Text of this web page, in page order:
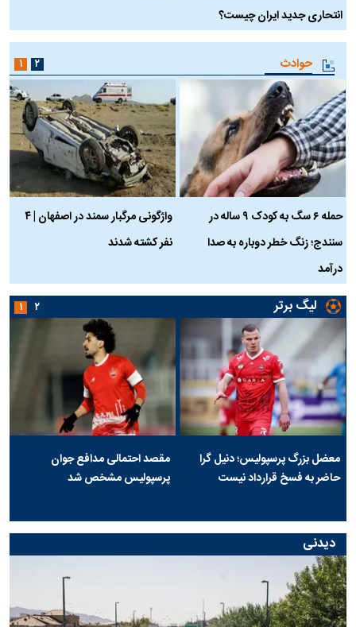
انتحاری جدید ایران چیست؟
حوادث
حمله ۶ سگ به کودک ۹ ساله در
سنندج؛ زنگ خطر دوباره به صدا
درآمد
واژگونی مرگبار سمند در اصفهان | ۴
نفر کشته شدند
۱ ۲
لیگ برتر
معضل بزرگ پرسپولیس؛ دنیل گرا
حاضر به فسخ قرارداد نیست
مقصد احتمالی مدافع جوان
پرسپولیس مشخص شد
۱ ۲
دیدنی